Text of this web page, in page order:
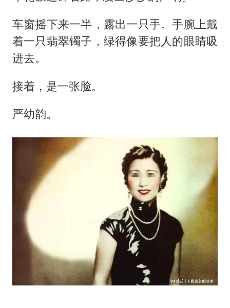
车窗摇下来一半，露出一只手。手腕上戴
着一只翡翠镯子，绿得像要把人的眼睛吸
进去。
接着，是一张脸。
严幼韵。